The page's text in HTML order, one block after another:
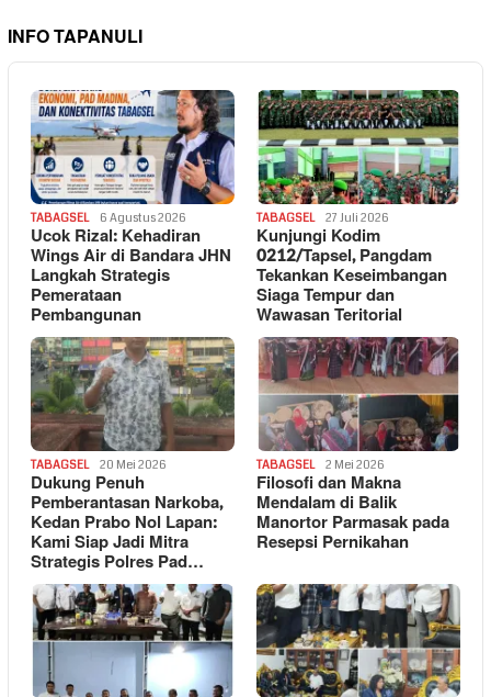
INFO TAPANULI
TABAGSEL 6 Agustus 2026
Ucok Rizal: Kehadiran
Wings Air di Bandara JHN
Langkah Strategis
Pemerataan
Pembangunan
TABAGSEL 27 Juli 2026
Kunjungi Kodim
0212/Tapsel, Pangdam
Tekankan Keseimbangan
Siaga Tempur dan
Wawasan Teritorial
TABAGSEL 20 Mei 2026
Dukung Penuh
Pemberantasan Narkoba,
Kedan Prabo Nol Lapan:
Kami Siap Jadi Mitra
Strategis Polres Pad…
TABAGSEL 2 Mei 2026
Filosofi dan Makna
Mendalam di Balik
Manortor Parmasak pada
Resepsi Pernikahan